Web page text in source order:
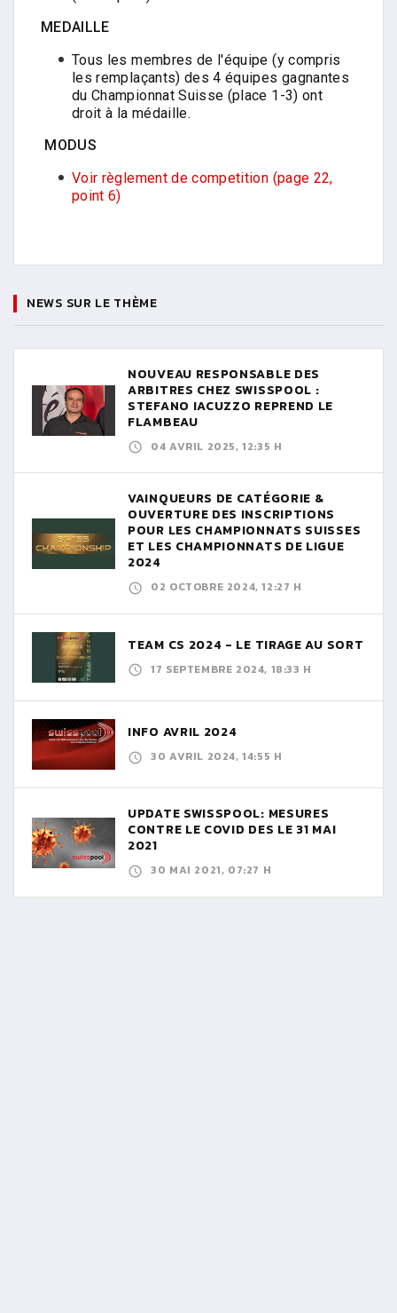
MEDAILLE
Tous les membres de l'équipe (y compris
les remplaçants) des 4 équipes gagnantes
du Championnat Suisse (place 1-3) ont
droit à la médaille.
MODUS
Voir règlement de competition (page 22,
point 6)
NEWS SUR LE THÈME
NOUVEAU RESPONSABLE DES
ARBITRES CHEZ SWISSPOOL :
STEFANO IACUZZO REPREND LE
FLAMBEAU
04 AVRIL 2025, 12:35 H
VAINQUEURS DE CATÉGORIE &
OUVERTURE DES INSCRIPTIONS
POUR LES CHAMPIONNATS SUISSES
ET LES CHAMPIONNATS DE LIGUE
2024
02 OCTOBRE 2024, 12:27 H
TEAM CS 2024 - LE TIRAGE AU SORT
17 SEPTEMBRE 2024, 18:33 H
INFO AVRIL 2024
30 AVRIL 2024, 14:55 H
UPDATE SWISSPOOL: MESURES
CONTRE LE COVID DES LE 31 MAI
2021
30 MAI 2021, 07:27 H